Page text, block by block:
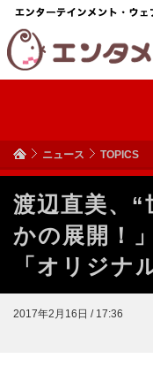
ニュース TOPICS
渡辺直美、“
かの展開！
「オリジナ
2017年2月16日 / 17:36